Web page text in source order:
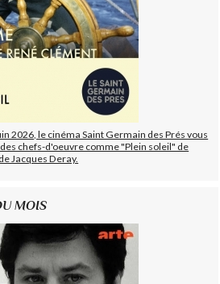
2026, le cinéma Saint Germain des Prés vous
chefs-d'oeuvre comme "Plein soleil" de
Jacques Deray.
MOIS